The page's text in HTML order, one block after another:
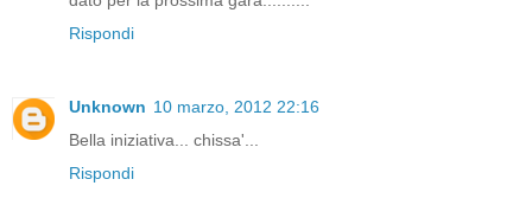
Rispondi
Unknown 10 marzo, 2012 22:16
Bella iniziativa... chissa'...
Rispondi